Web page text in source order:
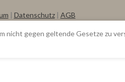
| Datenschutz| AGB
nicht gegen geltende Gesetze zu